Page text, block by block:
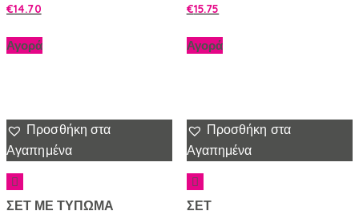
€14.70
Αγορά
€15.75
Αγορά
Προσθήκη στα
Αγαπημένα
ΣΕΤ ΜΕ ΤΥΠΩΜΑ
Προσθήκη στα
Αγαπημένα
ΣΕΤ